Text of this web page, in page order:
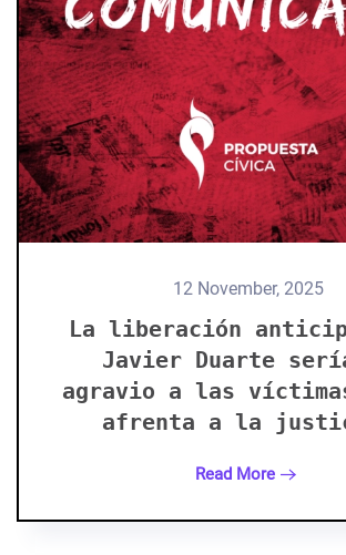
12 November, 2025
La liberación
Javier Duarte
agravio a las
afrenta a la
Read More